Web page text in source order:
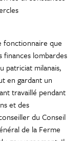
fonctionnaire que
finances lombardes
patriciat milanais,
en gardant un
travaillé pendant
et des
du Conseil
de la Ferme